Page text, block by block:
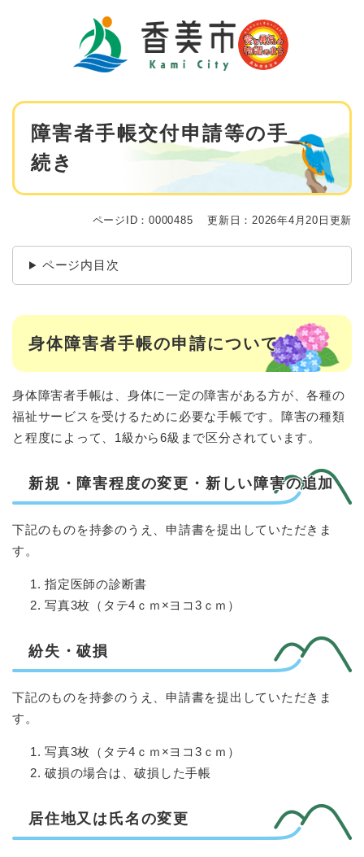
本
障害者手帳交付申請等の手
続き
ページID：0000485 更新日：2026年4月20日更新
ページ内目次
身体障害者手帳の申請について
身体障害者手帳は、身体に一定の障害がある方が、各種の
福祉サービスを受けるために必要な手帳です。障害の種類
と程度によって、1級から6級まで区分されています。
新規・障害程度の変更・新しい障害の追加
下記のものを持参のうえ、申請書を提出していただきま
す。
指定医師の診断書
写真3枚（タテ4ｃｍ×ヨコ3ｃｍ）
紛失・破損
下記のものを持参のうえ、申請書を提出していただきま
す。
写真3枚（タテ4ｃｍ×ヨコ3ｃｍ）
破損の場合は、破損した手帳
居住地又は氏名の変更